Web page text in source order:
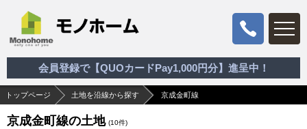
会員登録で【QUOカードPay1,000円分】進呈中！
トップページ 土地を沿線から探す 京成金町線
京成金町線の土地 (10件)